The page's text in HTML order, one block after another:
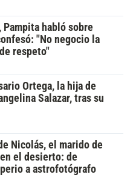
Pampita habló sobre
"No negocio la
respeto"
Ortega, la hija de
Salazar, tras su
Nicolás, el marido de
el desierto: de
a astrofotógrafo